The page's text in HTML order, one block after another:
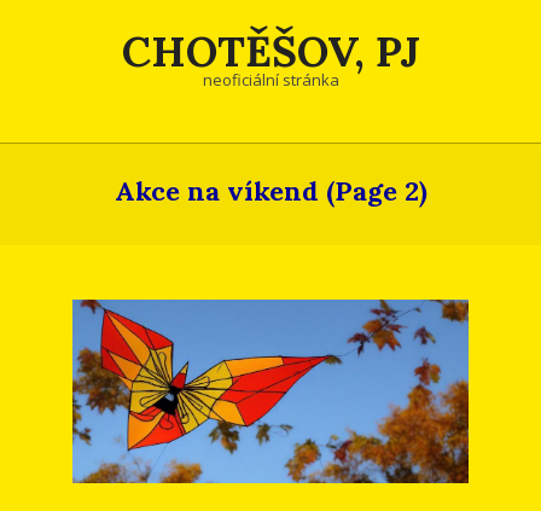
CHOTĚŠOV, PJ
neoficiální stránka
Akce na víkend (Page 2)